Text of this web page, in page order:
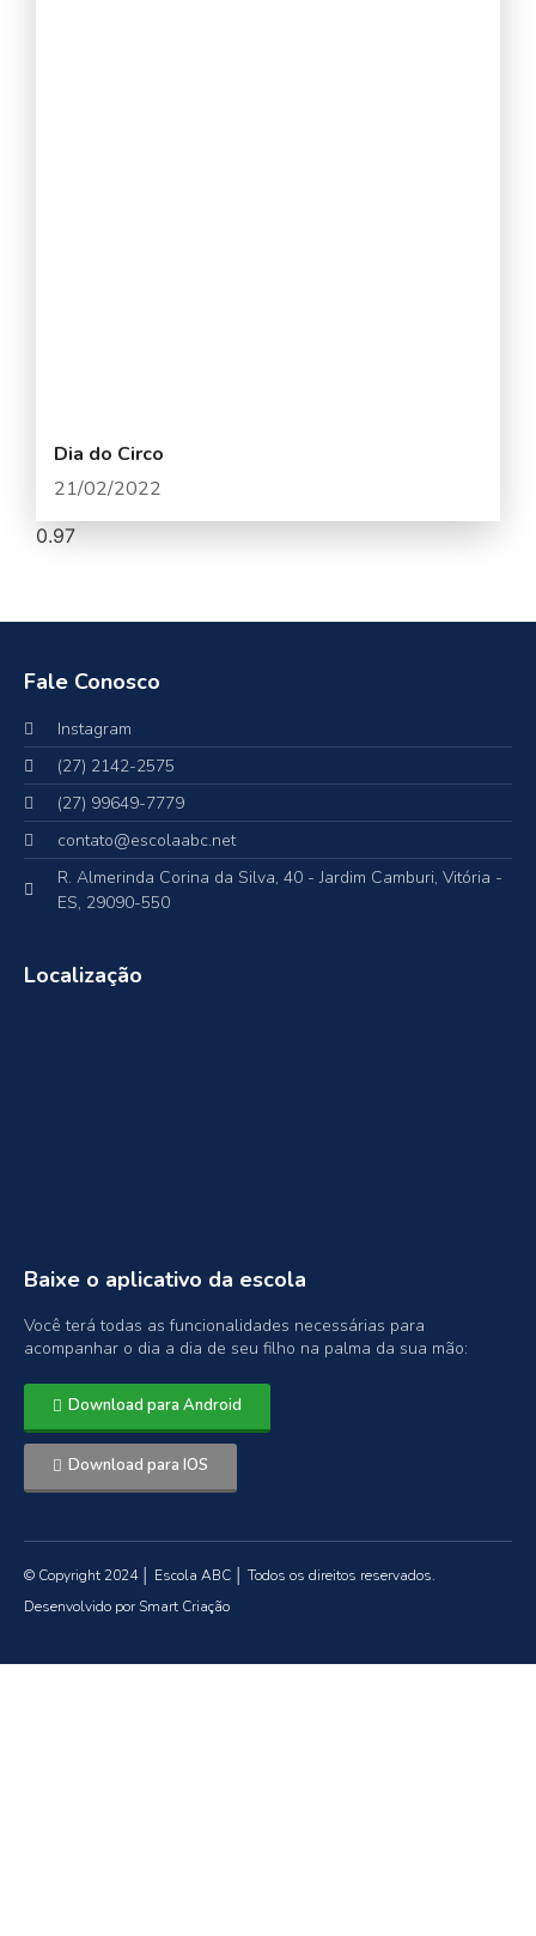
Dia do Circo
21/02/2022
Fale Conosco
Instagram
(27) 2142-2575
(27) 99649-7779
contato@escolaabc.net
R. Almerinda Corina da Silva, 40 - Jardim Camburi, Vitória -
ES, 29090-550
Localização
Baixe o aplicativo da escola
Você terá todas as funcionalidades necessárias para
acompanhar o dia a dia de seu filho na palma da sua mão:
Download para Android
Download para IOS
© Copyright 2024 │ Escola ABC │ Todos os direitos reservados.
Desenvolvido por Smart Criação